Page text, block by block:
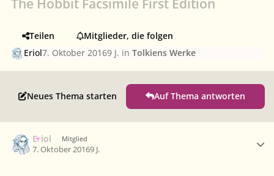
The Hobbit Facsimile First Edition
Teilen
Mitglieder, die folgen
Eriol7. Oktober 20169 J. inTolkiens Werke
Neues Thema starten Auf Thema antworten
Eriol Mitglied
7. Oktober 20169 J.